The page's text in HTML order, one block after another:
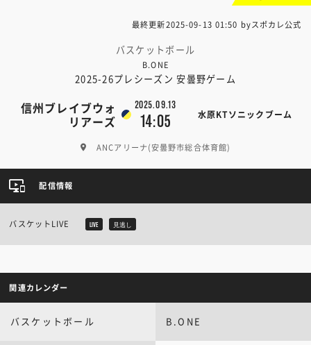
最終更新2025-09-13 01:50 byスポカレ公式
バスケットボール
B.ONE
2025-26プレシーズン 安曇野ゲーム
信州ブレイブウォ
リアーズ
2025.09.13
14:05 水原KTソニックブーム
ANCアリーナ(安曇野市総合体育館)
配信情報
バスケットLIVE LIVE 見逃し
関連カレンダー
バスケットボール B.ONE